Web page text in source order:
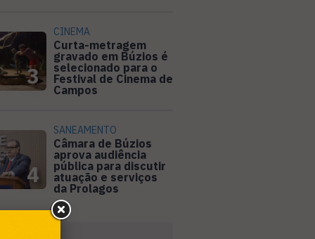
3
CINEMA
Curta-metragem
gravado em Búzios é
selecionado para o
Festival de Cinema de
Campos
4
SANEAMENTO
Câmara de Búzios
aprova audiência
pública para discutir
atuação e serviços
da Prolagos